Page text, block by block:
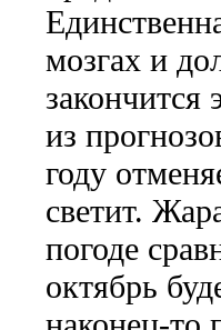
мозгах и
закончится
из
году
светит.
погоде
октябрь